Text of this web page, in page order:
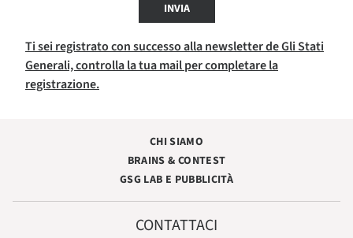
INVIA
Ti sei registrato con successo alla newsletter de Gli Stati
Generali, controlla la tua mail per completare la
registrazione.
CHI SIAMO
BRAINS & CONTEST
GSG LAB E PUBBLICITÀ
CONTATTACI